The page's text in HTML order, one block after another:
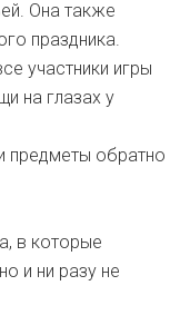
Она также
праздника.
участники игры
на глазах у
предметы обратно
в которые
и ни разу не